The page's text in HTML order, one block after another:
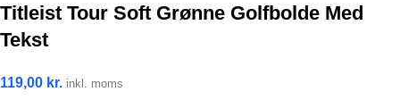
Titleist Tour Soft Grønne Golfbolde Med
Tekst
119,00 kr. inkl. moms